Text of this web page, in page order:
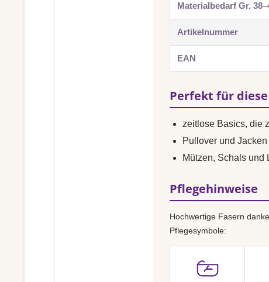
Materialbedarf Gr.
Artikelnummer
EAN
Perfekt für
zeitlose Basics, die
Pullover und
Mützen, Schals und
Pflegehinweise
Hochwertige Fasern
Pflegesymbole: